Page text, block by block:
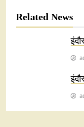
Related News